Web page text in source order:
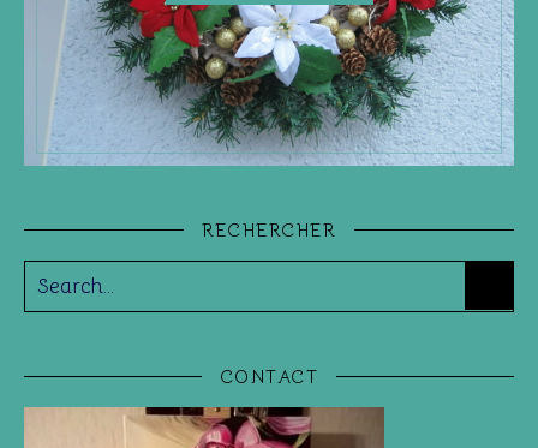
RECHERCHER
CONTACT